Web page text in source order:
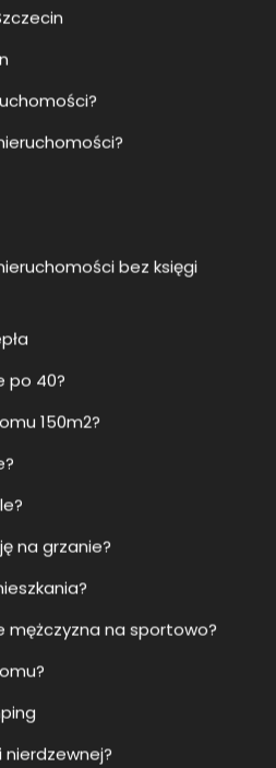
bez księgi
po 40?
150m2?
na grzanie?
mężczyzna na sportowo?
nierdzewnej?